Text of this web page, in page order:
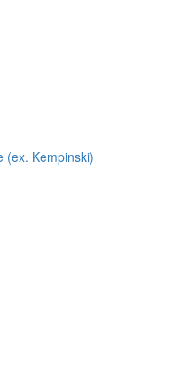
(ex. Kempinski)